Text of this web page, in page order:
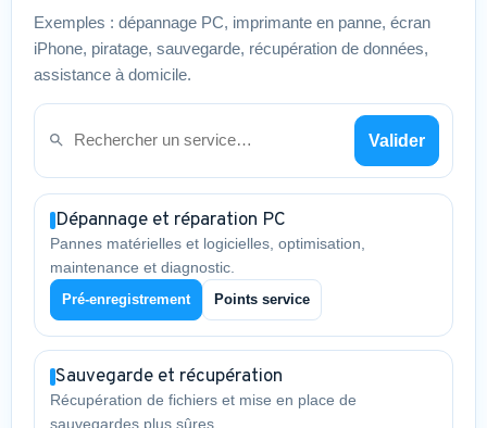
Exemples : dépannage PC, imprimante en panne, écran
iPhone, piratage, sauvegarde, récupération de données,
assistance à domicile.
Valider
Dépannage et réparation PC
Pannes matérielles et logicielles, optimisation,
maintenance et diagnostic.
Pré-enregistrement Points service
Sauvegarde et récupération
Récupération de fichiers et mise en place de
sauvegardes plus sûres.